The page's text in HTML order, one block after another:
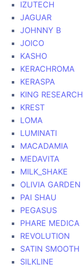
IZUTECH
JAGUAR
JOHNNY B
JOICO
KASHO
KERACHROMA
KERASPA
KING RESEARCH
KREST
LOMA
LUMINATI
MACADAMIA
MEDAVITA
MILK_SHAKE
OLIVIA GARDEN
PAI SHAU
PEGASUS
PHARE MEDICA
REVOLUTION
SATIN SMOOTH
SILKLINE